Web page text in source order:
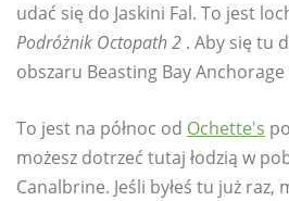
udać się do Jaskini Fal. To jest
Podróżnik Octopath 2 . Aby się tu
obszaru Beasting Bay
To jest na północ od Ochette's
możesz dotrzeć tutaj łodzią w
Canalbrine. Jeśli byłeś tu już raz,